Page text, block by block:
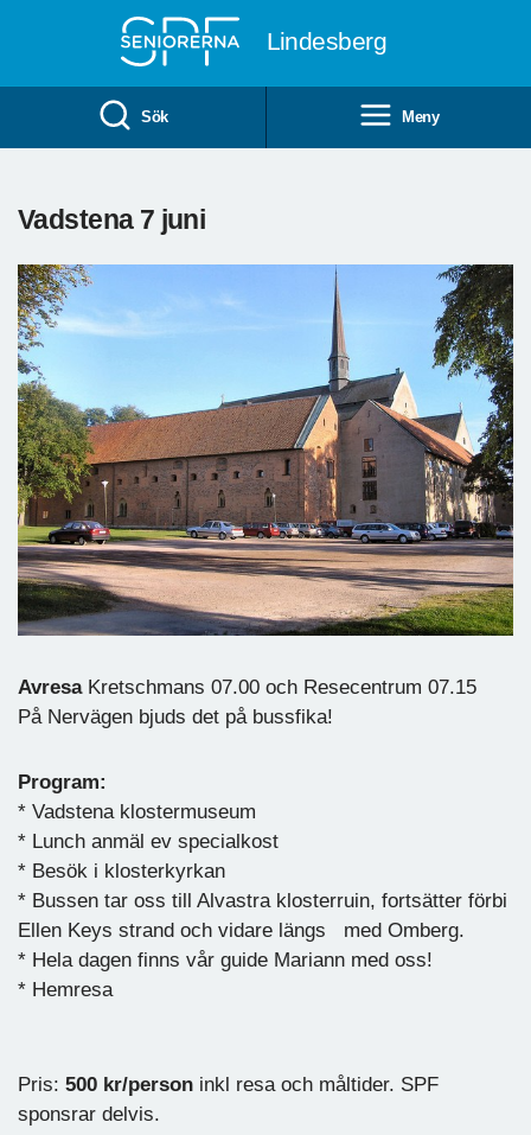
Lindesberg
Sök Meny
Vadstena 7 juni
AvresaKretschmans 07.00 och Resecentrum 07.15
På Nervägen bjuds det på bussfika!
Program:
* Vadstena klostermuseum
* Lunch anmäl ev specialkost
* Besök i klosterkyrkan
* Bussen tar oss till Alvastra klosterruin, fortsätter förbi
Ellen Keys strand och vidare längs med Omberg.
* Hela dagen finns vår guide Mariann med oss!
* Hemresa
Pris: 500 kr/person inkl resa och måltider. SPF
sponsrar delvis.